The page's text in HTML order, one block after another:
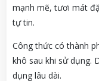
mạnh mẽ, tươi mát
tự tin.
Công thức có thành
khô sau khi sử dụng.
dụng lâu dài.